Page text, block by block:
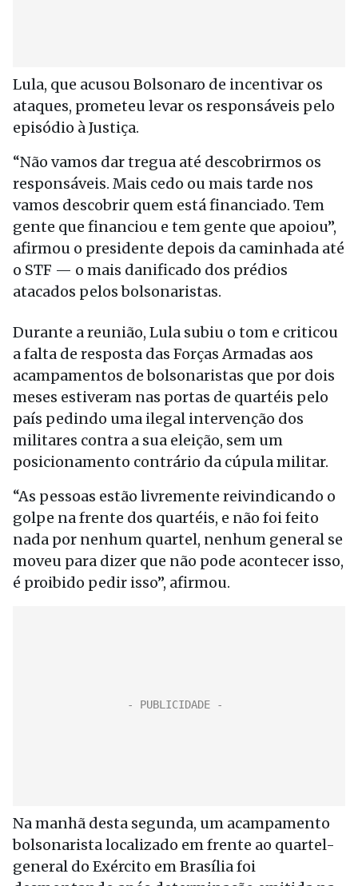
Lula, que acusou Bolsonaro de incentivar os
ataques, prometeu levar os responsáveis pelo
episódio à Justiça.
“Não vamos dar tregua até descobrirmos os
responsáveis. Mais cedo ou mais tarde nos
vamos descobrir quem está financiado. Tem
gente que financiou e tem gente que apoiou”,
afirmou o presidente depois da caminhada até
o STF — o mais danificado dos prédios
atacados pelos bolsonaristas.
Durante a reunião, Lula subiu o tom e criticou
a falta de resposta das Forças Armadas aos
acampamentos de bolsonaristas que por dois
meses estiveram nas portas de quartéis pelo
país pedindo uma ilegal intervenção dos
militares contra a sua eleição, sem um
posicionamento contrário da cúpula militar.
“As pessoas estão livremente reivindicando o
golpe na frente dos quartéis, e não foi feito
nada por nenhum quartel, nenhum general se
moveu para dizer que não pode acontecer isso,
é proibido pedir isso”, afirmou.
Na manhã desta segunda, um acampamento
bolsonarista localizado em frente ao quartel-
general do Exército em Brasília foi